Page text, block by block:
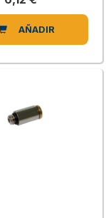
AÑADIR